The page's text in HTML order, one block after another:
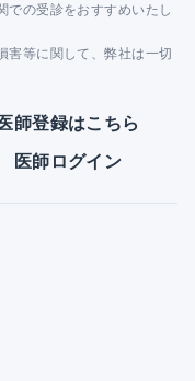
での受診をおすすめいたし
害等に関して、弊社は一切
医師登録はこちら
医師ログイン